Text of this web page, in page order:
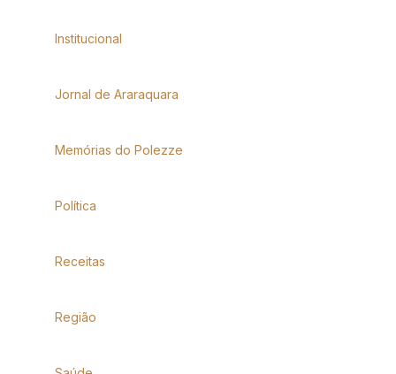
Institucional
Jornal de Araraquara
Memórias do Polezze
Política
Receitas
Região